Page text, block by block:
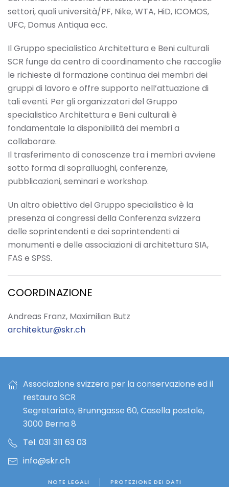
settori, quali università/PF, Nike, WTA, HiD, ICOMOS,
UFC, Domus Antiqua ecc.
Il Gruppo specialistico Architettura e Beni culturali
SCR funge da centro di coordinamento che raccoglie
le richieste di formazione continua dei membri dei
gruppi di lavoro e offre supporto nell’attuazione di
tali eventi. Per gli organizzatori del Gruppo
specialistico Architettura e Beni culturali è
fondamentale la disponibilità dei membri a
collaborare.
Il trasferimento di conoscenze tra i membri avviene
sotto forma di sopralluoghi, conferenze,
pubblicazioni, seminari e workshop.
Un altro obiettivo del Gruppo specialistico è la
presenza ai congressi della Conferenza svizzera
delle soprintendenti e dei soprintendenti ai
monumenti e delle associazioni di architettura SIA,
FAS e SPSS.
COORDINAZIONE
Andreas Franz, Maximilian Butz
architektur@skr.ch
Associazione svizzera per la conservazione ed il
restauro SCR
Segretariato, Brunngasse 60, Casella postale,
3000 Berna 8
Tel. 031 311 63 03
info@skr.ch
NOTE LEGALI PROTEZIONE DEI DATI